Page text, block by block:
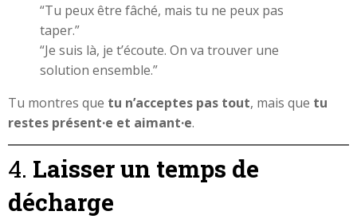
“Tu peux être fâché, mais tu ne peux pas
taper.”
“Je suis là, je t’écoute. On va trouver une
solution ensemble.”
Tu montres que tu n’acceptes pas tout, mais que tu
restes présent·e et aimant·e.
4. Laisser un temps de
décharge